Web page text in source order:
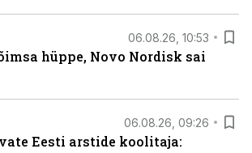
06.08.26, 10:53
hüppe, Novo Nordisk sai
06.08.26, 09:26
Eesti arstide koolitaja: